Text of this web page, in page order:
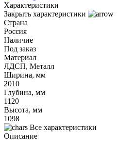
Характеристики
Закрыть характеристики
Страна
Россия
Наличие
Под заказ
Материал
ЛДСП, Металл
Ширина, мм
2010
Глубина, мм
1120
Высота, мм
1098
Все характеристики
Описание